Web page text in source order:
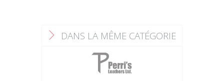
F DANS LA MÊME CATÉGORIE